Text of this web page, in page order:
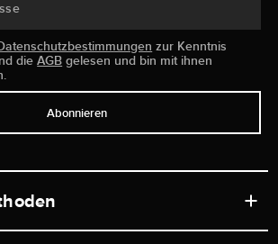
zur Kenntnis
dieAGB gelesen und bin mit ihnen
Abonnieren